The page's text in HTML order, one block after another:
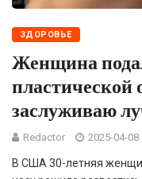
ЗДОРОВЬЕ
Женщина
пластической
заслуживаю
Redactor 2025-04-08
В США 30-летняя